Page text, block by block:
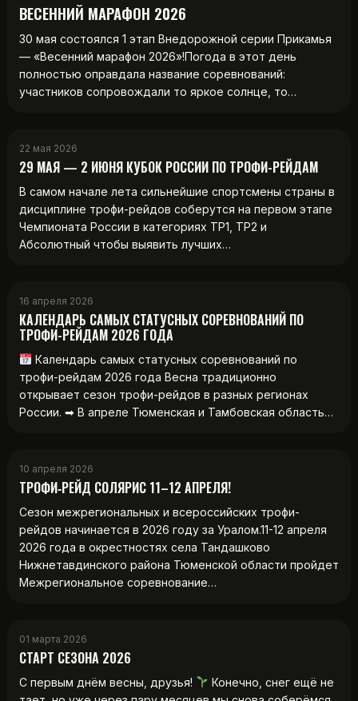
ВЕСЕННИЙ МАРАФОН 2026
30 мая состоялся 1 этап Внедорожной серии Прикамья
— «Весенний марафон 2026»!Погода в этот день
полностью оправдала название соревнований:
участников сопровождали то яркое солнце, то…
22 мая 2026
29 МАЯ — 2 ИЮНЯ КУБОК РОССИИ ПО ТРОФИ-РЕЙДАМ
В самом начале лета сильнейшие спортсмены страны в
дисциплине трофи-рейдов соберутся на первом этапе
Чемпионата России в категориях ТР1, ТР2 и
Абсолютный чтобы выявить лучших…
16 апреля 2026
КАЛЕНДАРЬ САМЫХ СТАТУСНЫХ СОРЕВНОВАНИЙ ПО
ТРОФИ-РЕЙДАМ 2026 ГОДА
Календарь самых статусных соревнований по
трофи-рейдам 2026 года Весна традиционно
открывает сезон трофи-рейдов в разных регионах
России. ➡ В апреле Тюменская и Тамбовская область…
10 апреля 2026
ТРОФИ‑РЕЙД СОЛЯРИС 11–12 АПРЕЛЯ!
Сезон межрегиональных и всероссийских трофи-
рейдов начинается в 2026 году за Уралом.11-12 апреля
2026 года в окрестностях села Тандашково
Нижнетавдинского района Тюменской области пройдет
Межрегиональное соревнование…
01 марта 2026
СТАРТ СЕЗОНА 2026
С первым днём весны, друзья!
Конечно, снег ещё не